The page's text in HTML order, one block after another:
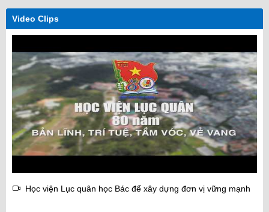
Video Clips
Học viện Lục quân học Bác để xây dựng đơn vị vững mạnh